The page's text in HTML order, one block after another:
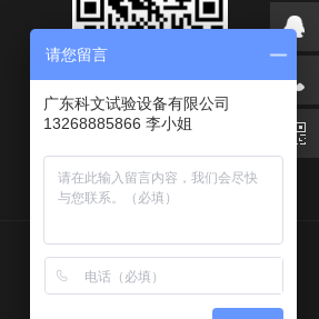
请您留言
广东科文试验设备有限公司
13268885866 李小姐